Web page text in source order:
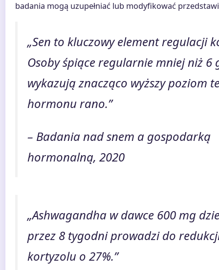
badania mogą uzupełniać lub modyfikować
„Sen to kluczowy element regulacji
Osoby śpiące regularnie mniej niż 6
wykazują znacząco wyższy poziom
hormonu rano.”
– Badania nad snem a gospodarką
hormonalną, 2020
„Ashwagandha w dawce 600 mg
przez 8 tygodni prowadzi do
kortyzolu o 27%.”